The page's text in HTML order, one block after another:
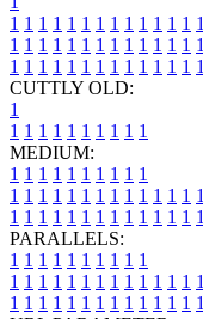
1 1 1 1 1 1 1 1 1 1 1 1 1 1
1 1 1 1 1 1 1 1 1 1 1 1 1 1
1 1 1 1 1 1 1 1 1 1 1 1 1 1
CUTTLY OLD:
1
1 1 1 1 1 1 1 1 1 1
MEDIUM:
1 1 1 1 1 1 1 1 1 1
1 1 1 1 1 1 1 1 1 1 1 1 1 1
1 1 1 1 1 1 1 1 1 1 1 1 1 1
PARALLELS:
1 1 1 1 1 1 1 1 1 1
1 1 1 1 1 1 1 1 1 1 1 1 1 1
1 1 1 1 1 1 1 1 1 1 1 1 1 1